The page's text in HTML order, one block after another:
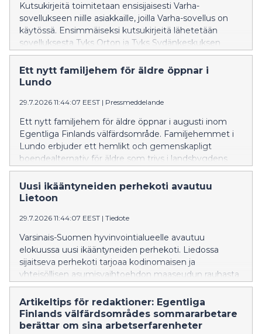
Kutsukirjeitä toimitetaan ensisijaisesti Varha-
sovellukseen niille asiakkaille, joilla Varha-sovellus on
käytössä. Ensimmäiseksi kutsukirjeitä lähetetään
sovelluksesta Tyks Orton ja Tyks Sydänkeskuksen
potilaille. Kokemusten perusteella toimintamallia
laajennetaan myöhemmin myös muille Tyks-
sairaalapalveluiden erikoisaloille.
Ett nytt familjehem för äldre öppnar i
Lundo
29.7.2026 11:44:07 EEST | Pressmeddelande
Ett nytt familjehem för äldre öppnar i augusti inom
Egentliga Finlands välfärdsområde. Familjehemmet i
Lundo erbjuder ett hemlikt och gemenskapligt
boendealternativ för äldre som trivs i landsbygdens
lugn och ro.
Uusi ikääntyneiden perhekoti avautuu
Lietoon
29.7.2026 11:44:07 EEST | Tiedote
Varsinais-Suomen hyvinvointialueelle avautuu
elokuussa uusi ikääntyneiden perhekoti. Liedossa
sijaitseva perhekoti tarjoaa kodinomaisen ja
yhteisöllisen asumisvaihtoehdon maaseudun rauhasta
nauttiville ikäihmisille.
Artikeltips för redaktioner: Egentliga
Finlands välfärdsområdes sommararbetare
berättar om sina arbetserfarenheter